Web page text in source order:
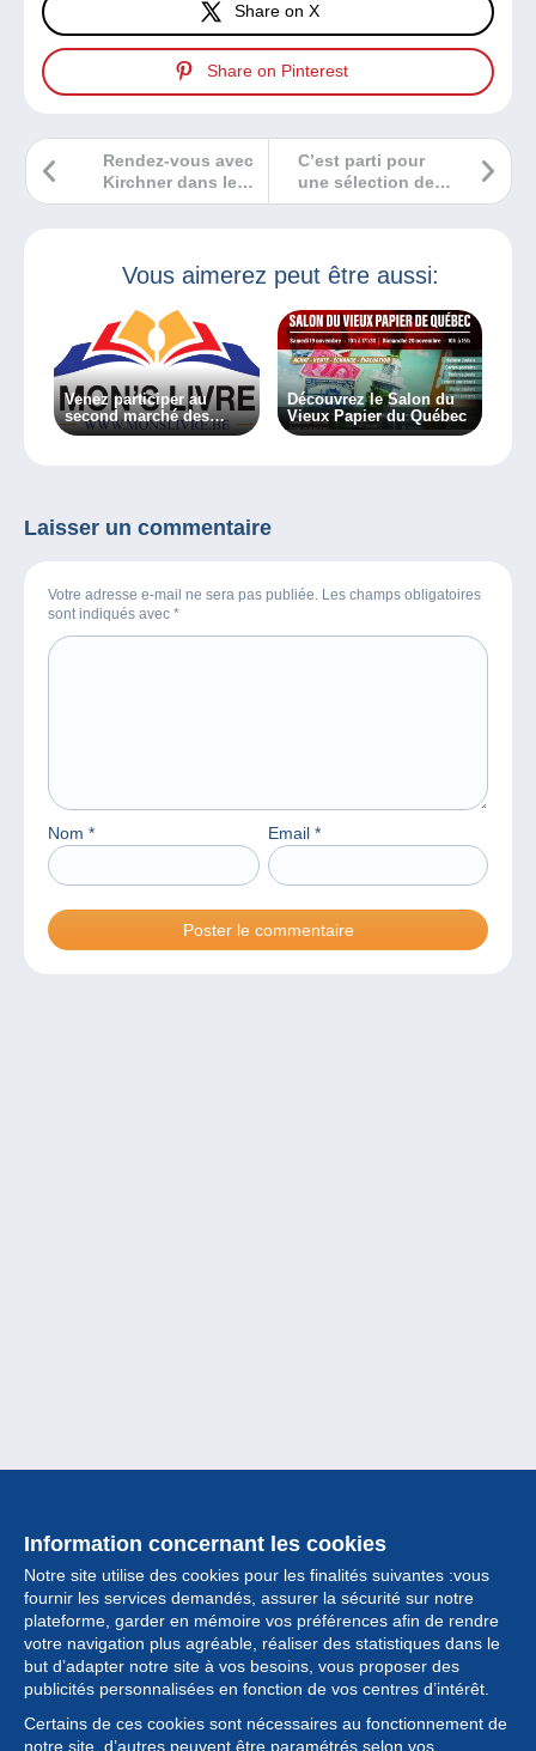
Share on X
Share on Pinterest
C’est parti pour
une sélection de
BD magique ou
Rendez-vous avec
Kirchner dans le
monde de la
Vous aimerez peut être aussi:
Venez participer au
second marché des
bouquinistes du château
Découvrez le Salon du
Vieux Papier du Québec
Laisser un commentaire
Votre adresse e-mail ne sera pas publiée. Les champs obligatoires
sont indiqués avec *
Nom * Email *
Information concernant les cookies
Notre site utilise des cookies pour les finalités suivantes :vous
fournir les services demandés, assurer la sécurité sur notre
plateforme, garder en mémoire vos préférences afin de rendre
votre navigation plus agréable, réaliser des statistiques dans le
but d’adapter notre site à vos besoins, vous proposer des
publicités personnalisées en fonction de vos centres d’intérêt.
Certains de ces cookies sont nécessaires au fonctionnement de
notre site, d’autres peuvent être paramétrés selon vos
Collection
Actualités